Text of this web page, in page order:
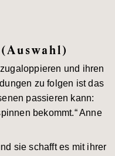
und ihren
zu folgen ist das
passieren kann:
bekommt.“ Anne
sie schafft es mit ihrer